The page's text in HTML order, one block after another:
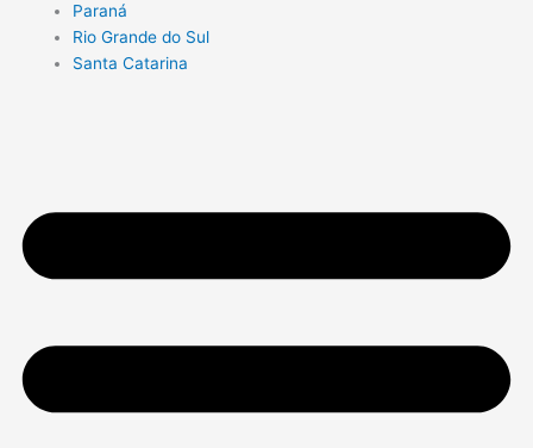
Paraná
Rio Grande do Sul
Santa Catarina